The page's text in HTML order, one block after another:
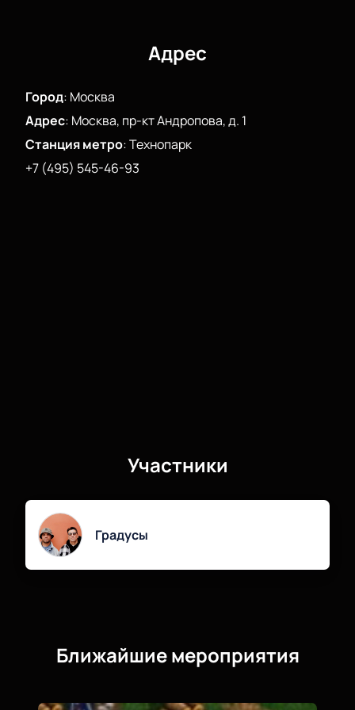
Адрес
Город: Москва
Адрес: Москва, пр-кт Андропова, д. 1
Станция метро:Технопарк
+7 (495) 545-46-93
Участники
Градусы
Ближайшие мероприятия